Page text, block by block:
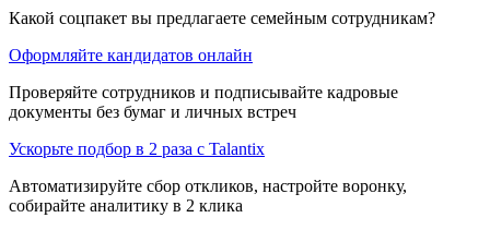
Какой соцпакет вы предлагаете семейным сотрудникам?
Оформляйте кандидатов онлайн
Проверяйте сотрудников и подписывайте кадровые
документы без бумаг и личных встреч
Ускорьте подбор в 2 раза с Talantix
Автоматизируйте сбор откликов, настройте воронку,
собирайте аналитику в 2 клика